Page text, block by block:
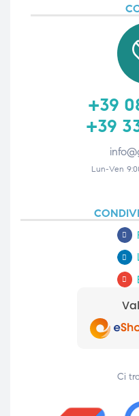
+39
+39
Lun-Ven
Ci